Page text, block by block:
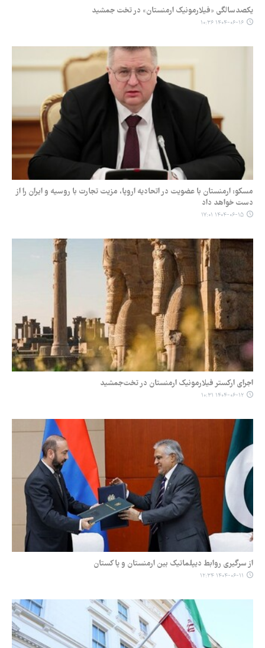
یکصدسالگی «فیلارمونیک ارمنستان» در تخت جمشید
۱۴۰۴-۰۶-۱۶ ۱۰:۳۶
مسکو: ارمنستان با عضویت در اتحادیه اروپا، مزیت تجارت با روسیه و ایران را از
دست خواهد داد
۱۴۰۴-۰۶-۱۵ ۱۷:۰۱
اجرای ارکستر فیلارمونیک ارمنستان در تخت‌جمشید
۱۴۰۴-۰۶-۱۲ ۱۰:۳۱
از سرگیری روابط دیپلماتیک بین ارمنستان و پاکستان
۱۴۰۴-۰۶-۱۱ ۱۲:۳۴